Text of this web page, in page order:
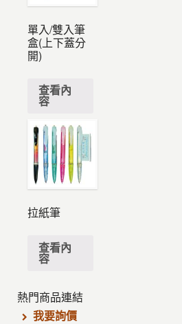
單入/雙入筆
盒(上下蓋分
開)
查看內
容
拉紙筆
查看內
容
熱門商品連結
我要詢價